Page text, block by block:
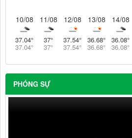
10/08
37.04°
37.04°
11/08
37°
37°
12/08
37.54°
37.54°
13/08
36.68°
36.68°
14/08
36.08°
36.08°
PHÓNG SỰ